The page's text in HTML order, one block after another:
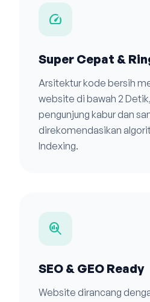
speed
Super Cepat &
Arsitektur kode bersih
website di bawah 2
pengunjung kabur dan
direkomendasikan
Indexing.
search_insights
SEO & GEO Ready
Website dirancang